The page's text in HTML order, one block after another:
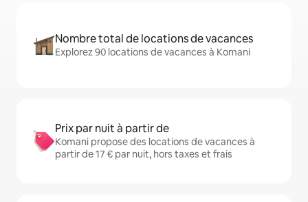
Nombre total de locations de vacances
Explorez 90 locations de vacances à Komani
Prix par nuit à partir de
Komani propose des locations de vacances à
partir de 17 € par nuit, hors taxes et frais